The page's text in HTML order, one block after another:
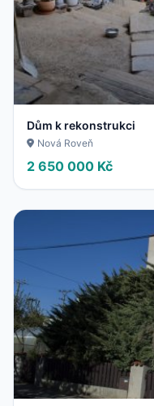
Dům k rekonstrukci
Nová Roveň
2 650 000 Kč